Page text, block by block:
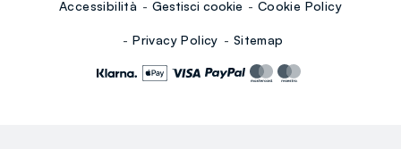
Accessibilità Gestisci cookie Cookie Policy
Privacy Policy Sitemap